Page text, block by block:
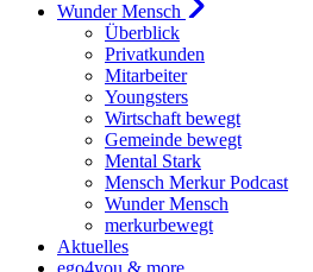
Wunder Mensch
Überblick
Privatkunden
Mitarbeiter
Youngsters
Wirtschaft bewegt
Gemeinde bewegt
Mental Stark
Mensch Merkur Podcast
Wunder Mensch
merkurbewegt
Aktuelles